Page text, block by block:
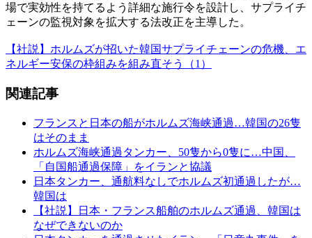
場で実効性を持てるよう詳細な施行令を設計し、サプライチ
ェーンの監視対象を拡大する法改正を主導した。
【社説】ホルムズが招いた韓国サプライチェーンの危機、エ
ネルギー安保の枠組みを組み直そう（1）
関連記事
フランスと日本の船がホルムズ海峡通過…韓国の26隻
はそのまま
ホルムズ海峡通過タンカー、50隻から0隻に…中国、
「自国船通過保障」をイランと協議
日本タンカー、通航料なしでホルムズ初通過したが…
韓国は
【社説】日本・フランス船舶のホルムズ通過、韓国は
なぜできないのか